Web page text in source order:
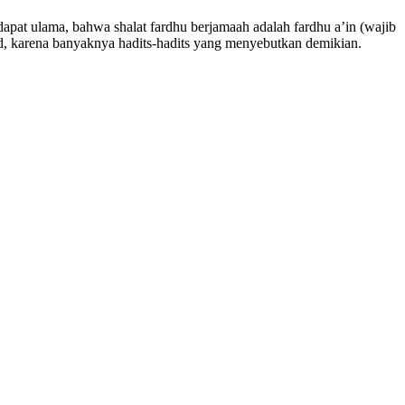
ulama, bahwa shalat fardhu berjamaah adalah fardhu a’in (wajib
banyaknya hadits-hadits yang menyebutkan demikian.